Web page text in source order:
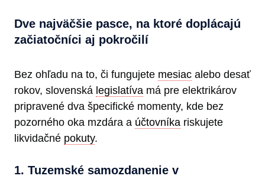
Dve najväčšie pasce, na ktoré doplácajú
začiatočníci aj pokročilí
Bez ohľadu na to, či fungujete mesiac alebo desať
rokov, slovenská legislatíva má pre elektrikárov
pripravené dva špecifické momenty, kde bez
pozorného oka mzdára a účtovníka riskujete
likvidačné pokuty.
1. Tuzemské samozdanenie v